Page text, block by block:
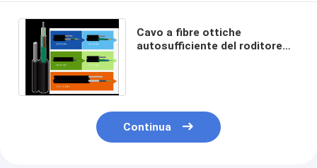
Cavo a fibre ottiche
autosufficiente del roditore
Continua